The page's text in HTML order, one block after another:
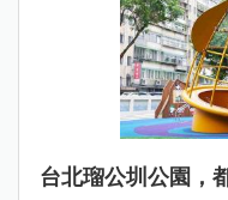
台北瑠公圳公園，